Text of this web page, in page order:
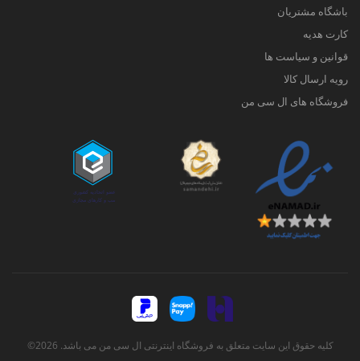
باشگاه مشتریان
کارت هدیه
قوانین و سیاست ها
رویه ارسال کالا
فروشگاه های ال سی من
کلیه حقوق این سایت متعلق به فروشگاه اینترنتی ال سی من می باشد. 2026©